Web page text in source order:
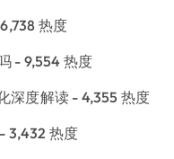
热度
- 9,554 热度
深度解读 - 4,355 热度
- 3,432 热度